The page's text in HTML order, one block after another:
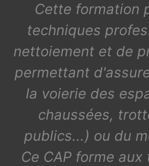
Cette formation
techniques
nettoiement et de
permettant
la voierie des
chaussées,
publics...) ou du
Ce CAP forme